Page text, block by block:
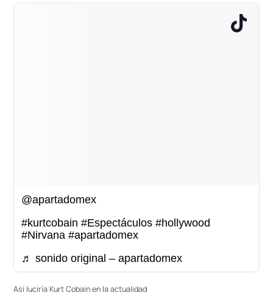
@apartadomex
#kurtcobain #Espectáculos #hollywood
#Nirvana #apartadomex
♬ sonido original – apartadomex
Así luciría Kurt Cobain en la actualidad